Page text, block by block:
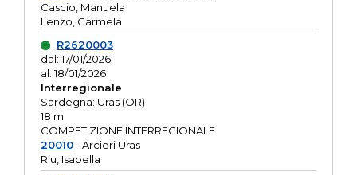
Cascio, Manuela
Lenzo, Carmela
R2620003
dal: 17/01/2026
al: 18/01/2026
Interregionale
Sardegna: Uras (OR)
18 m
COMPETIZIONE INTERREGIONALE
20010- Arcieri Uras
Riu, Isabella